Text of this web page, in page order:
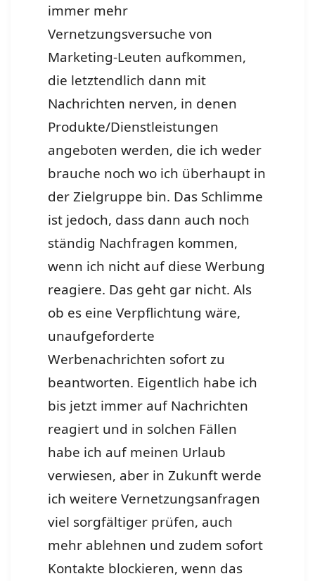
immer mehr
Vernetzungsversuche von
Marketing-Leuten aufkommen,
die letztendlich dann mit
Nachrichten nerven, in denen
Produkte/Dienstleistungen
angeboten werden, die ich weder
brauche noch wo ich überhaupt in
der Zielgruppe bin. Das Schlimme
ist jedoch, dass dann auch noch
ständig Nachfragen kommen,
wenn ich nicht auf diese Werbung
reagiere. Das geht gar nicht. Als
ob es eine Verpflichtung wäre,
unaufgeforderte
Werbenachrichten sofort zu
beantworten. Eigentlich habe ich
bis jetzt immer auf Nachrichten
reagiert und in solchen Fällen
habe ich auf meinen Urlaub
verwiesen, aber in Zukunft werde
ich weitere Vernetzungsanfragen
viel sorgfältiger prüfen, auch
mehr ablehnen und zudem sofort
Kontakte blockieren, wenn das